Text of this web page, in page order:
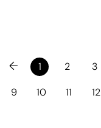
← 1 2 3
9
10 11 12